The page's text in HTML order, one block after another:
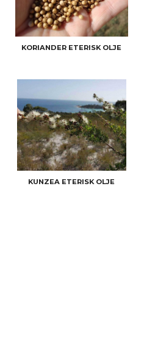
KORIANDER ETERISK OLJE
KUNZEA ETERISK OLJE